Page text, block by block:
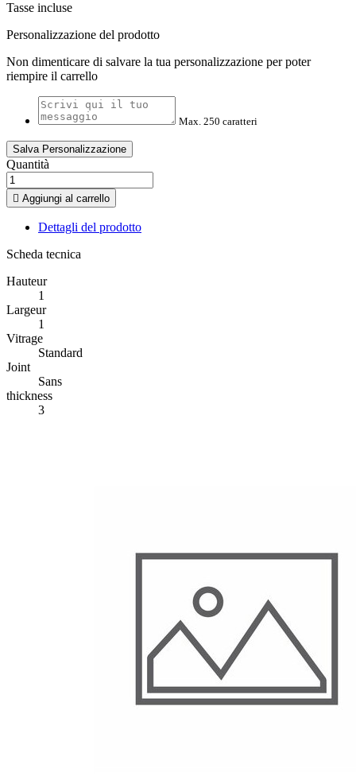
Tasse incluse
Personalizzazione del prodotto
Non dimenticare di salvare la tua personalizzazione per poter
riempire il carrello
Max. 250 caratteri
Salva Personalizzazione
Quantità
 Aggiungi al carrello
Dettagli del prodotto
Scheda tecnica
Hauteur
1
Largeur
1
Vitrage
Standard
Joint
Sans
thickness
3